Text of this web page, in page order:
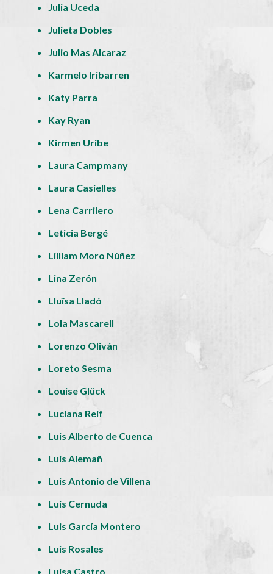
Julia Uceda
Julieta Dobles
Julio Mas Alcaraz
Karmelo Iribarren
Katy Parra
Kay Ryan
Kirmen Uribe
Laura Campmany
Laura Casielles
Lena Carrilero
Leticia Bergé
Lilliam Moro Núñez
Lina Zerón
Lluïsa Lladó
Lola Mascarell
Lorenzo Oliván
Loreto Sesma
Louise Glück
Luciana Reif
Luis Alberto de Cuenca
Luis Alemañ
Luis Antonio de Villena
Luis Cernuda
Luis García Montero
Luis Rosales
Luisa Castro